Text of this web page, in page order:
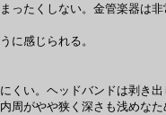
ったくしない。金管楽器は
に感じられる。
くい。ヘッドバンドは剥き
周がやや狭く深さも浅めな